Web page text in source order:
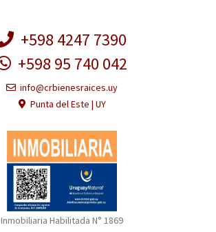
+598 4247 7390
+598 95 740 042
info@crbienesraices.uy
Punta del Este | UY
Inmobiliaria Habilitada N° 1869